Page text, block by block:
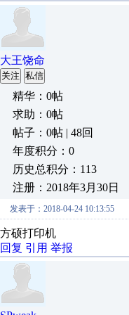
大王饶命
关注 私信
精华：0帖
求助：0帖
帖子：0帖 | 48回
年度积分：0
历史总积分：113
注册：2018年3月30日
发表于：2018-04-24 10:13:55
方硕打印机
回复 引用 举报